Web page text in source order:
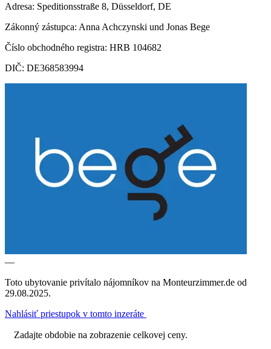
Adresa: Speditionsstraße 8, Düsseldorf, DE
Zákonný zástupca: Anna Achczynski und Jonas Bege
Číslo obchodného registra: HRB 104682
DIČ: DE368583994
—
Toto ubytovanie privítalo nájomníkov na Monteurzimmer.de od
29.08.2025.
Nahlásiť priestupok v tomto inzeráte
Zadajte obdobie na zobrazenie celkovej ceny.